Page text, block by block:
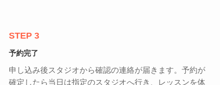
STEP 3
予約完了
申し込み後スタジオから確認の連絡が届きます。予約が
確定したら当日は指定のスタジオへ行き、レッスンを体